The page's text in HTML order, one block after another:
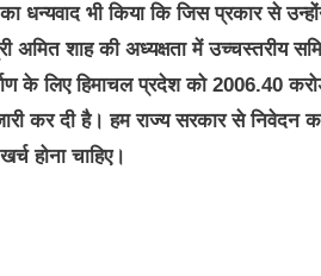
धन्यवाद भी किया कि जिस प्रकार से
शाह की अध्यक्षता में उच्चस्तरीय
के लिए हिमाचल प्रदेश को 2006.40
कर दी है। हम राज्य सरकार से निवेदन
होना चाहिए।